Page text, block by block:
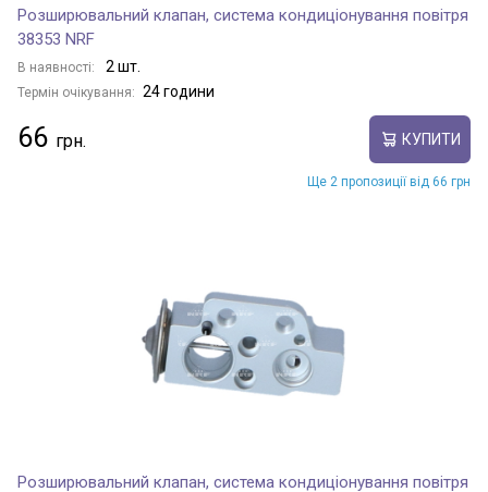
Розширювальний клапан, система кондиціонування повітря
38353 NRF
В наявності: 2 шт.
Термін очікування: 24 години
66 КУПИТИ
Ще 2 пропозиції від 66 грн
Розширювальний клапан, система кондиціонування повітря